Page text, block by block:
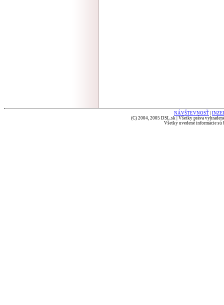
NÁVŠTEVNOSŤ
(C) 2004, 2005 DSL.sk | Všetky práva
Všetky uvedené informácie sú